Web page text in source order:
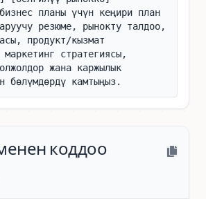
планы үчүн кеңири план
резюме, рынокту талдоо,
продукт/кызмат
маркетинг стратегиясы,
жана каржылык
бөлүмдөрдү камтыңыз.
коддоо